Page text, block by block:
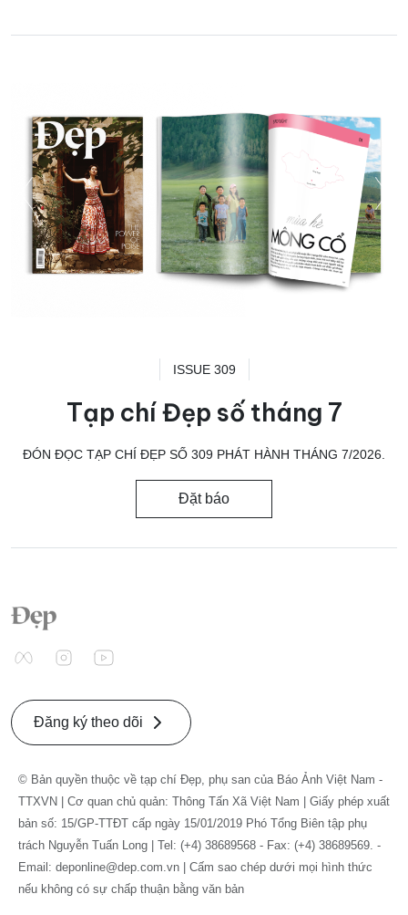
ISSUE 309
Tạp chí Đẹp số tháng 7
ĐÓN ĐỌC TẠP CHÍ ĐẸP SỐ 309 PHÁT HÀNH THÁNG 7/2026.
Đặt báo
Đăng ký theo dõi
© Bản quyền thuộc về tạp chí Đẹp, phụ san của Báo Ảnh Việt Nam -
TTXVN | Cơ quan chủ quản: Thông Tấn Xã Việt Nam | Giấy phép xuất
bản số: 15/GP-TTĐT cấp ngày 15/01/2019 Phó Tổng Biên tập phụ
trách Nguyễn Tuấn Long | Tel: (+4) 38689568 - Fax: (+4) 38689569. -
Email: deponline@dep.com.vn | Cấm sao chép dưới mọi hình thức
nếu không có sự chấp thuận bằng văn bản